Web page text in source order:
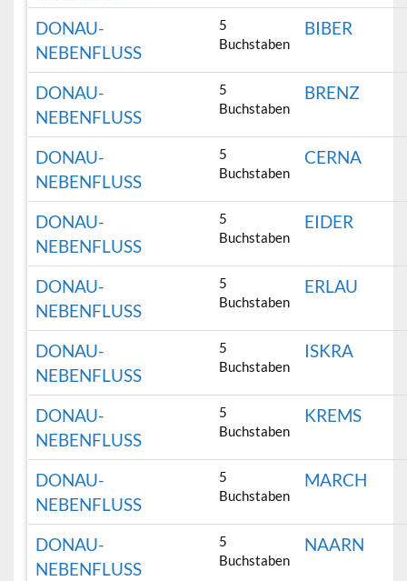
DONAU-
NEBENFLUSS
5
Buchstaben
BIBER
DONAU-
NEBENFLUSS
5
Buchstaben
BRENZ
DONAU-
NEBENFLUSS
5
Buchstaben
CERNA
DONAU-
NEBENFLUSS
5
Buchstaben
EIDER
DONAU-
NEBENFLUSS
5
Buchstaben
ERLAU
DONAU-
NEBENFLUSS
5
Buchstaben
ISKRA
DONAU-
NEBENFLUSS
5
Buchstaben
KREMS
DONAU-
NEBENFLUSS
5
Buchstaben
MARCH
DONAU-
NEBENFLUSS
5
Buchstaben
NAARN